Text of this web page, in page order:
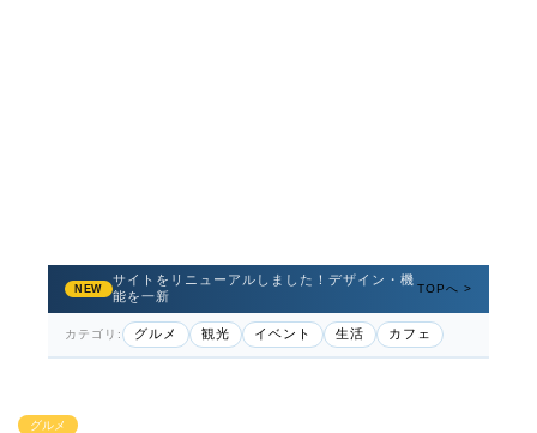
NEW
サイトをリニューアルしました！デザイン・機
能を一新
TOPへ >
カテゴリ: グルメ 観光 イベント 生活 カフェ
グルメ